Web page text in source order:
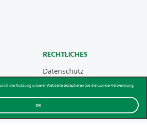
OK
die Nutzung unserer Webseite akzeptieren Sie die Cookie-Verwendung.
RECHTLICHES
Datenschutz
Impressum